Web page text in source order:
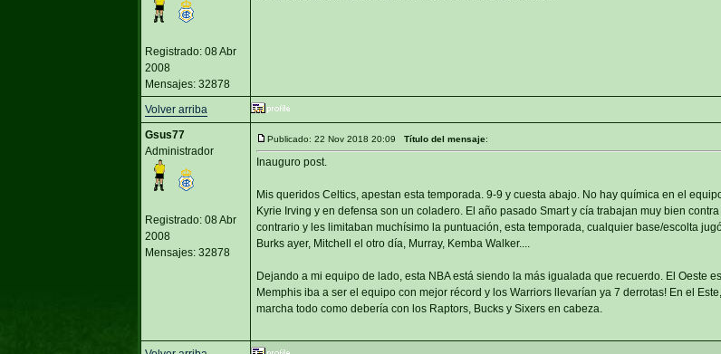
Registrado: 08 Abr
2008
Mensajes: 32878
Volver arriba
Gsus77
Administrador
Registrado: 08 Abr
2008
Mensajes: 32878
Publicado: 22 Nov 2018 20:09 Título del mensaje:
Inauguro post.
Mis queridos Celtics, apestan esta temporada. 9-9 y cuesta abajo. No hay química en el
Kyrie Irving y en defensa son un coladero. El año pasado Smart y cía trabajan muy bien
contrario y les limitaban muchísimo la puntuación, esta temporada, cualquier base/escolta
Burks ayer, Mitchell el otro día, Murray, Kemba Walker....
Dejando a mi equipo de lado, esta NBA está siendo la más igualada que recuerdo. El Oeste
Memphis iba a ser el equipo con mejor récord y los Warriors llevarían ya 7 derrotas! En el
marcha todo como debería con los Raptors, Bucks y Sixers en cabeza.